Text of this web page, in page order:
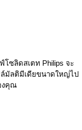
โซลิดสเตท Philips จะ
มัลติมีเดียขนาดใหญ่ไป
งคุณ